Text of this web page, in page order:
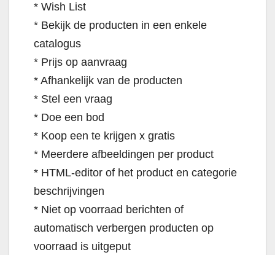
* Wish List
* Bekijk de producten in een enkele
catalogus
* Prijs op aanvraag
* Afhankelijk van de producten
* Stel een vraag
* Doe een bod
* Koop een te krijgen x gratis
* Meerdere afbeeldingen per product
* HTML-editor of het product en categorie
beschrijvingen
* Niet op voorraad berichten of
automatisch verbergen producten op
voorraad is uitgeput